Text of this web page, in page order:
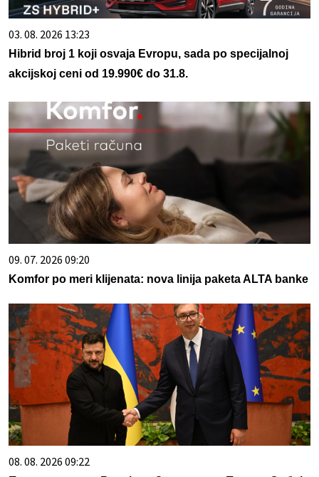
03. 08. 2026 13:23
Hibrid broj 1 koji osvaja Evropu, sada po specijalnoj
akcijskoj ceni od 19.990€ do 31.8.
09. 07. 2026 09:20
Komfor po meri klijenata: nova linija paketa ALTA banke
08. 08. 2026 09:22